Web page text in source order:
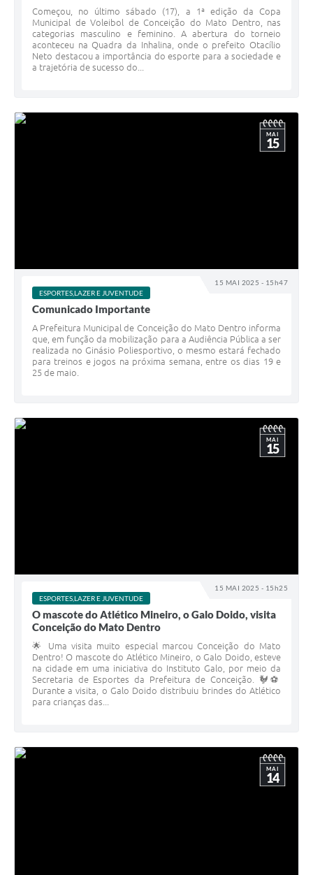
Começou, no último sábado (17), a 1ª edição da Copa
Municipal de Voleibol de Conceição do Mato Dentro, nas
categorias masculino e feminino. A abertura do torneio
aconteceu na Quadra da Inhalina, onde o prefeito Otacílio
Neto destacou a importância do esporte para a sociedade e
a trajetória de sucesso do...
15 MAI 2025 - 15h47
MAI
15
ESPORTES,LAZER E JUVENTUDE
Comunicado Importante
A Prefeitura Municipal de Conceição do Mato Dentro informa
que, em função da mobilização para a Audiência Pública a ser
realizada no Ginásio Poliesportivo, o mesmo estará fechado
para treinos e jogos na próxima semana, entre os dias 19 e
25 de maio.
15 MAI 2025 - 15h25
MAI
15
ESPORTES,LAZER E JUVENTUDE
O mascote do Atlético Mineiro, o Galo Doido, visita
Conceição do Mato Dentro
🌟 Uma visita muito especial marcou Conceição do Mato
Dentro! O mascote do Atlético Mineiro, o Galo Doido, esteve
na cidade em uma iniciativa do Instituto Galo, por meio da
Secretaria de Esportes da Prefeitura de Conceição. 🐓⚽️
Durante a visita, o Galo Doido distribuiu brindes do Atlético
para crianças das...
MAI
14